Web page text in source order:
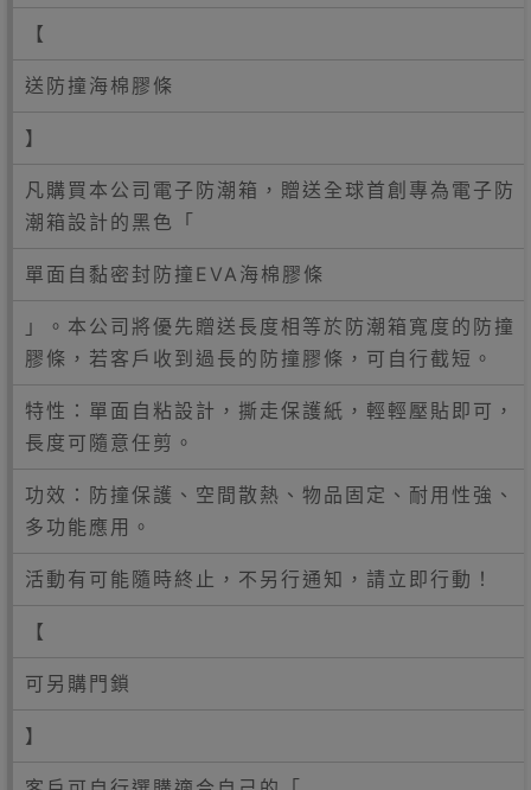
【
送防撞海棉膠條
】
凡購買本公司電子防潮箱，贈送全球首創專為電子防
潮箱設計的黑色「
單面自黏密封防撞EVA海棉膠條
」。本公司將優先贈送長度相等於防潮箱寬度的防撞
膠條，若客戶收到過長的防撞膠條，可自行截短。
特性：單面自粘設計，撕走保護紙，輕輕壓貼即可，
長度可隨意任剪。
功效：防撞保護、空間散熱、物品固定、耐用性強、
多功能應用。
活動有可能隨時終止，不另行通知，請立即行動！
【
可另購門鎖
】